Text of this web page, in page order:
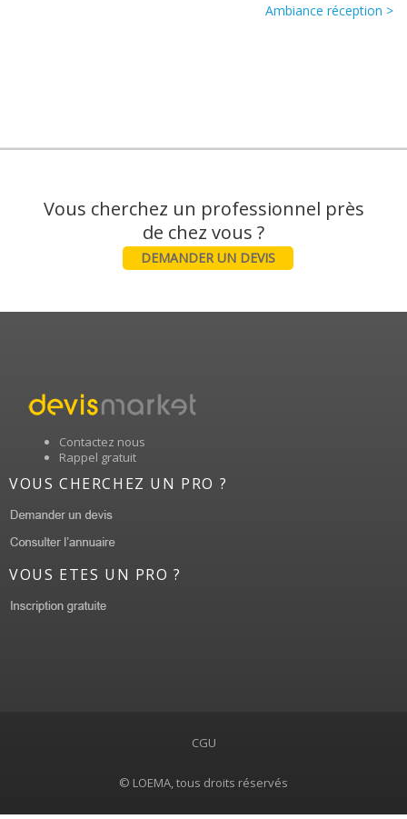
Ambiance réception >
Vous cherchez un professionnel près
DEMANDER UN DEVIS
Contactez nous
Rappel gratuit
VOUS CHERCHEZ UN PRO ?
VOUS ETES UN PRO ?
CGU
© LOEMA, tous droits réservés